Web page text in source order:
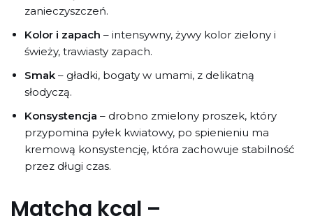
zanieczyszczeń.
Kolor i zapach – intensywny, żywy kolor zielony i
świeży, trawiasty zapach.
Smak – gładki, bogaty w umami, z delikatną
słodyczą.
Konsystencja – drobno zmielony proszek, który
przypomina pyłek kwiatowy, po spienieniu ma
kremową konsystencję, która zachowuje stabilność
przez długi czas.
Matcha kcal –